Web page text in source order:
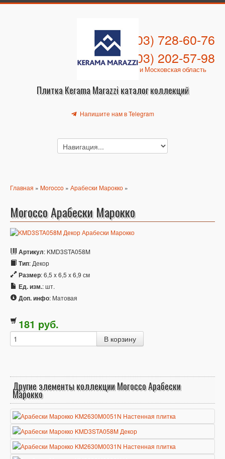
Плитка Kerama Marazzi каталог коллекций
+7 (903) 728-60-76
+7 (903) 202-57-98
Москва и Московская область
Напишите нам в Telegram
Главная » Morocco » Арабески Марокко »
Morocco Арабески Марокко
Артикул: KMD3STA058M
Тип: Декор
Размер: 6,5 x 6,5 x 6,9 см
Ед. изм.: шт.
Доп. инфо: Матовая
181 pуб.
Другие элементы коллекции Morocco Арабески
Марокко